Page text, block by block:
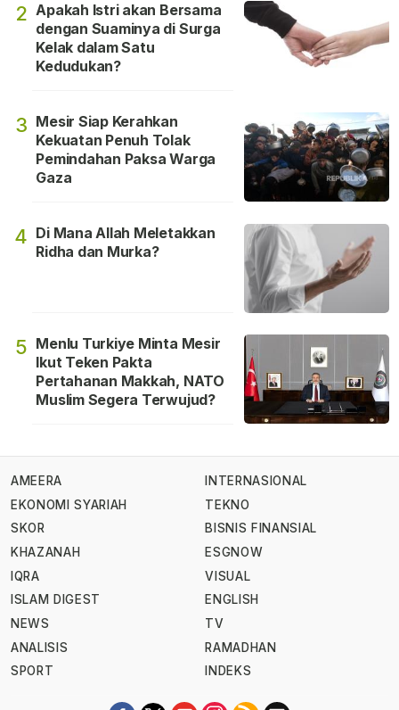
2 Apakah Istri akan Bersama
dengan Suaminya di Surga
Kelak dalam Satu
Kedudukan?
3 Mesir Siap Kerahkan
Kekuatan Penuh Tolak
Pemindahan Paksa Warga
Gaza
4 Di Mana Allah Meletakkan
Ridha dan Murka?
5 Menlu Turkiye Minta Mesir
Ikut Teken Pakta
Pertahanan Makkah, NATO
Muslim Segera Terwujud?
AMEERA
EKONOMI SYARIAH
SKOR
KHAZANAH
IQRA
ISLAM DIGEST
NEWS
ANALISIS
SPORT
INTERNASIONAL
TEKNO
BISNIS FINANSIAL
ESGNOW
VISUAL
ENGLISH
TV
RAMADHAN
INDEKS